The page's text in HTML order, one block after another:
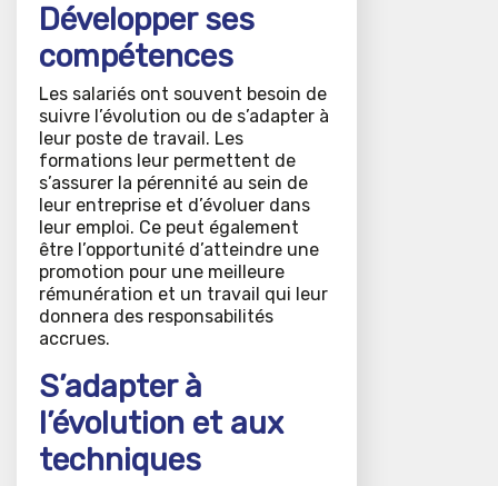
Développer ses
compétences
Les salariés ont souvent besoin de
suivre l’évolution ou de s’adapter à
leur poste de travail. Les
formations leur permettent de
s’assurer la pérennité au sein de
leur entreprise et d’évoluer dans
leur emploi. Ce peut également
être l’opportunité d’atteindre une
promotion pour une meilleure
rémunération et un travail qui leur
donnera des responsabilités
accrues.
S’adapter à
l’évolution et aux
techniques